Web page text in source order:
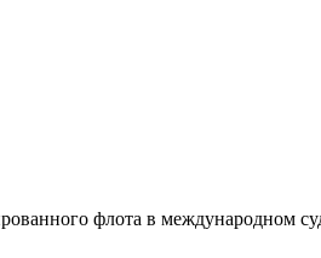
флота в международном